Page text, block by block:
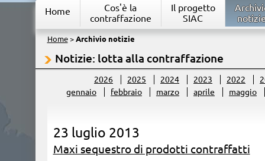
Home
Cos'è la
contraffazione
Il progetto
SIAC
Home> Archivio notizie
Notizie: lotta alla contraffazione
2026 2025 2024 2023 2022
gennaio
febbraio marzo aprile maggio
23 luglio 2013
Maxi sequestro di prodotti contraffatti